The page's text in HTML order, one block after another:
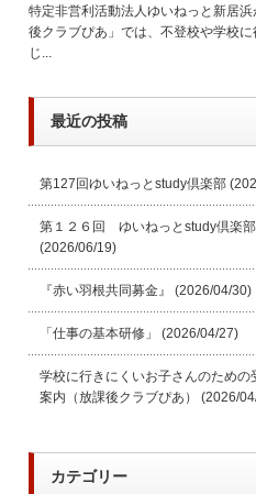
特定非営利活動法人ゆいねっと新居
後クラブぴあ」では、不登校や学校
じ...
最近の投稿
第127回ゆいねっとstudy倶楽部
第１２６回 ゆいねっとstudy倶楽
(2026/06/19)
『赤い羽根共同募金』 (2026/04/30)
「仕事の基本研修」 (2026/04/27)
学校に行きにくいお子さんのための
案内（放課後クラブぴあ）
(2026/
カテゴリー